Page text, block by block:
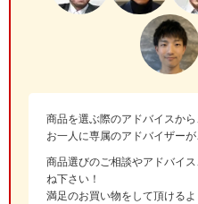
商品を選ぶ際のアドバイスか
お一人に専属のアドバイザーが
商品選びのご相談やアドバイ
ね下さい！
満足のお買い物をして頂ける